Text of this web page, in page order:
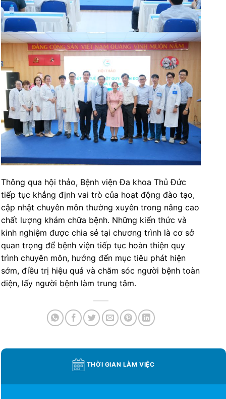
Thông qua hội thảo, Bệnh viện Đa khoa Thủ Đức
tiếp tục khẳng định vai trò của hoạt động đào tạo,
cập nhật chuyên môn thường xuyên trong nâng cao
chất lượng khám chữa bệnh. Những kiến thức và
kinh nghiệm được chia sẻ tại chương trình là cơ sở
quan trọng để bệnh viện tiếp tục hoàn thiện quy
trình chuyên môn, hướng đến mục tiêu phát hiện
sớm, điều trị hiệu quả và chăm sóc người bệnh toàn
diện, lấy người bệnh làm trung tâm.
THỜI GIAN LÀM VIỆC